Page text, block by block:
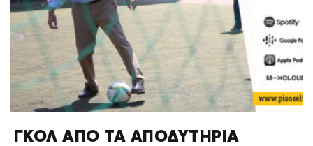
ΓΚΟΛ ΑΠΟ ΤΑ ΑΠΟΔΥΤΗΡΙΑ